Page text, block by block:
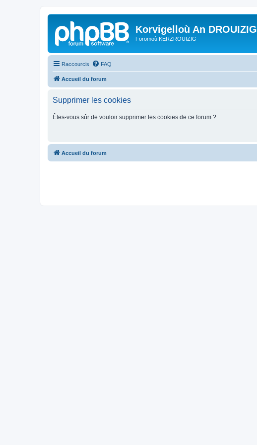
Korvigelloù An DROUIZIG
Foromoù KERZROUIZIG
Raccourcis FAQ
Accueil du forum
Supprimer les cookies
Êtes-vous sûr de vouloir supprimer les cookies de ce forum ?
Accueil du forum